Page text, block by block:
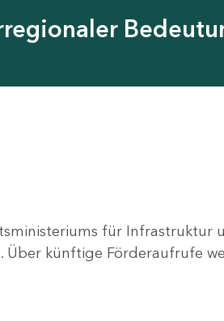
für Infrastruktur
künftige Förderaufrufe